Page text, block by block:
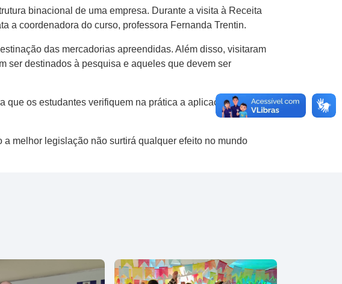
binacional de uma empresa. Durante a visita à Receita
a coordenadora do curso, professora Fernanda Trentin.
das mercadorias apreendidas. Além disso, visitaram
ser destinados à pesquisa e aqueles que devem ser
que os estudantes verifiquem na prática a aplicação dos
melhor legislação não surtirá qualquer efeito no mundo